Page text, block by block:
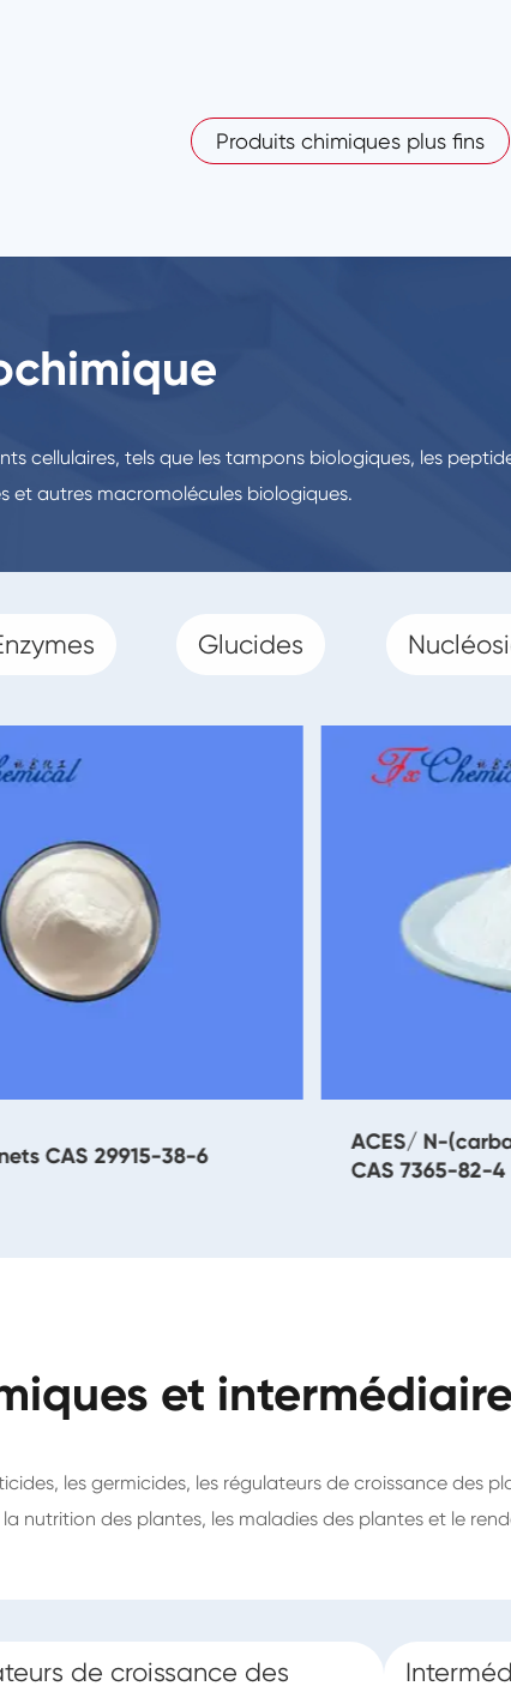
Produits chimiques plus fins
tels que les tampons biologiques, les
et autres macromolécules biologiques.
Glucides
CAS 29915-38-6
ACES/ N-
CAS 7365-82-4
et
les germicides, les régulateurs de croissance des
nutrition des plantes, les maladies des plantes et le
de croissance des